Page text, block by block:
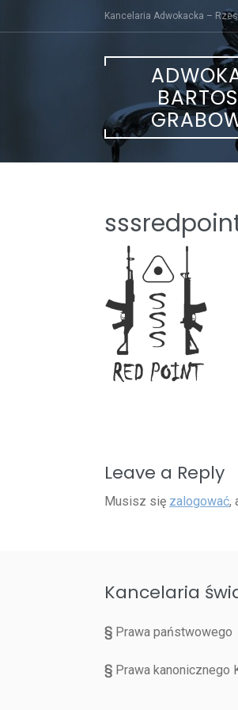
Kancelaria Adwokacka –
Leave a Reply
Musisz się zalogować,
Kancelaria
§ Prawa państwowego
§ Prawa kanonicznego